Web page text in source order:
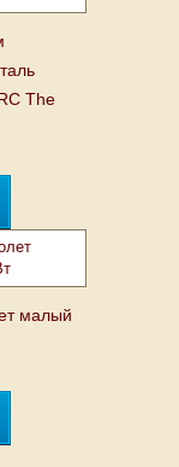
The
малый